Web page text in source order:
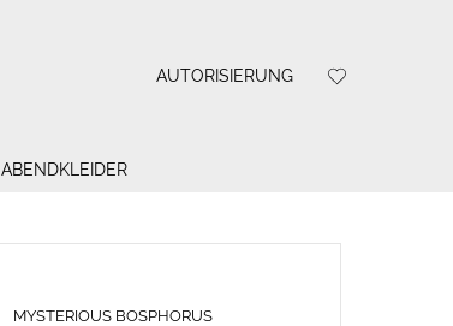
AUTORISIERUNG
ABENDKLEIDER
MYSTERIOUS BOSPHORUS